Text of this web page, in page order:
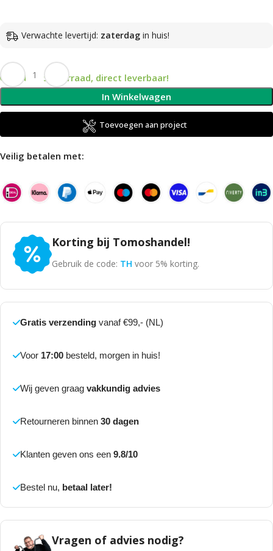
Verwachte levertijd: zaterdag in huis!
Op voorraad, direct leverbaar!
In Winkelwagen
Toevoegen aan project
Veilig betalen met:
Korting bij Tomoshandel!
Gebruik de code: TH voor 5% korting.
Gratis verzending vanaf €99,- (NL)
Voor 17:00 besteld, morgen in huis!
Wij geven graag vakkundig advies
Retourneren binnen 30 dagen
Klanten geven ons een 9.8/10
Bestel nu, betaal later!
Vragen of advies nodig?